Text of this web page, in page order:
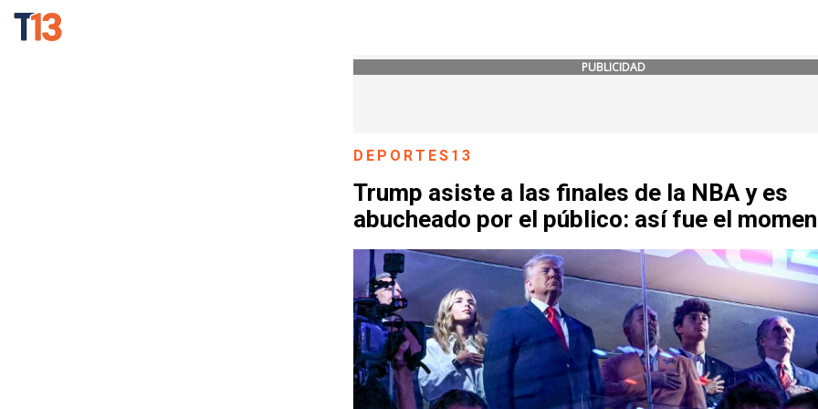
PUBLICIDAD
DEPORTES13
Trump asiste a las finales de la NBA y es
abucheado por el público: así fue el